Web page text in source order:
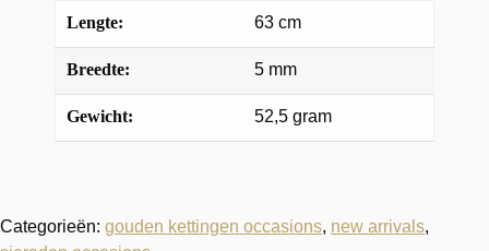
Lengte: 63 cm
Breedte: 5 mm
Gewicht: 52,5 gram
Categorieën: gouden kettingen occasions, new arrivals,